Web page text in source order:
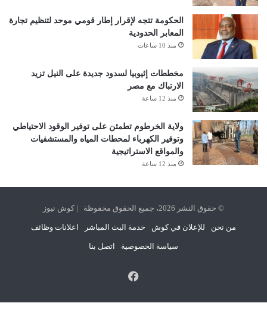
الحكومة تتجه لإقرار إطار قومي موحد لتنظيم تجارة
المعابر الحدودية
منذ 10 ساعات
مخططات إثيوبيا لسدود جديدة على النيل تزيد
الارتباك مع مصر
منذ 12 ساعة
ولاية الخرطوم تطمئن على توفير الوقود الاحتياطي
وتوفير الكهرباء لمحطات المياه والمستشفيات
والمواقع الاستراتيجية
منذ 12 ساعة
© حقوق النشر 2026، جميع الحقوق محفوظة | كوش نيوز
من نحن للإعلان في كوش خدمة البث المباشر اعلانات وظائف
سياسة الخصوصية اتصل بنا